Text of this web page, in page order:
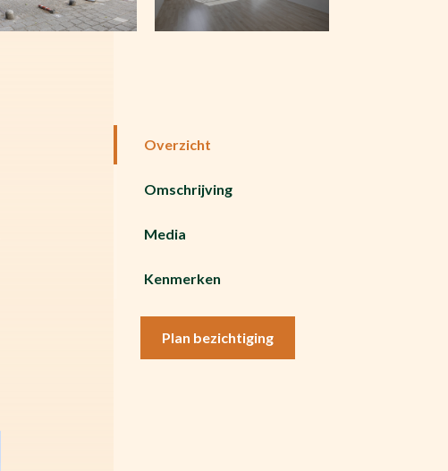
Overzicht
Omschrijving
Media
Kenmerken
Plan bezichtiging